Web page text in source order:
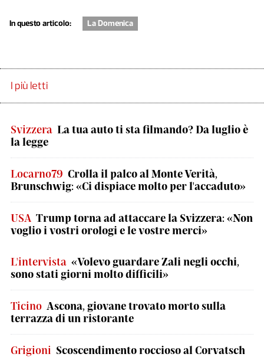
In questo articolo: La Domenica
I più letti
Svizzera La tua auto ti sta filmando? Da luglio è
la legge
Locarno79 Crolla il palco al Monte Verità,
Brunschwig: «Ci dispiace molto per l'accaduto»
USA Trump torna ad attaccare la Svizzera: «Non
voglio i vostri orologi e le vostre merci»
L'intervista «Volevo guardare Zali negli occhi,
sono stati giorni molto difficili»
Ticino Ascona, giovane trovato morto sulla
terrazza di un ristorante
Grigioni Scoscendimento roccioso al Corvatsch